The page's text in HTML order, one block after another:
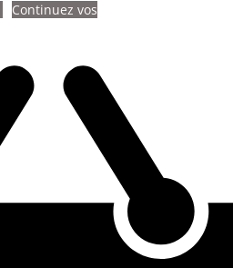
Continuez vos